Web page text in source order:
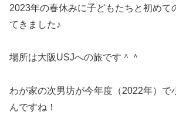
2023年の春休みに子どもたちと初めて
てきました♪
場所は大阪USJへの旅です＾＾
わが家の次男坊が今年度（2022年）で
んですね！